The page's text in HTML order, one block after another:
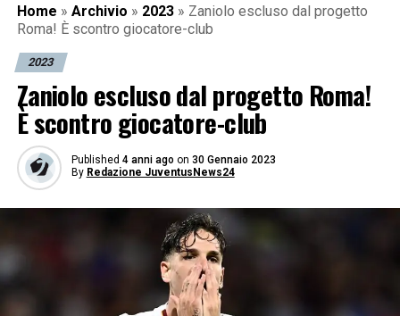
Home » Archivio » 2023 » Zaniolo escluso dal progetto
Roma! È scontro giocatore-club
2023
Zaniolo escluso dal progetto Roma!
È scontro giocatore-club
Published 4 anni ago on 30 Gennaio 2023
By Redazione JuventusNews24